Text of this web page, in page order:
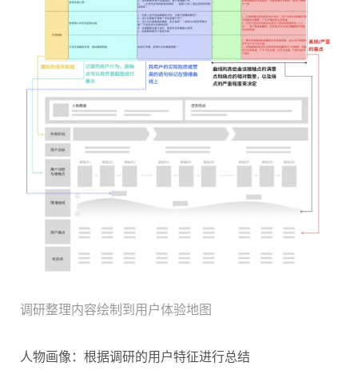
调研整理内容绘制到用户体验地图
人物画像：根据调研的用户特征进行总结